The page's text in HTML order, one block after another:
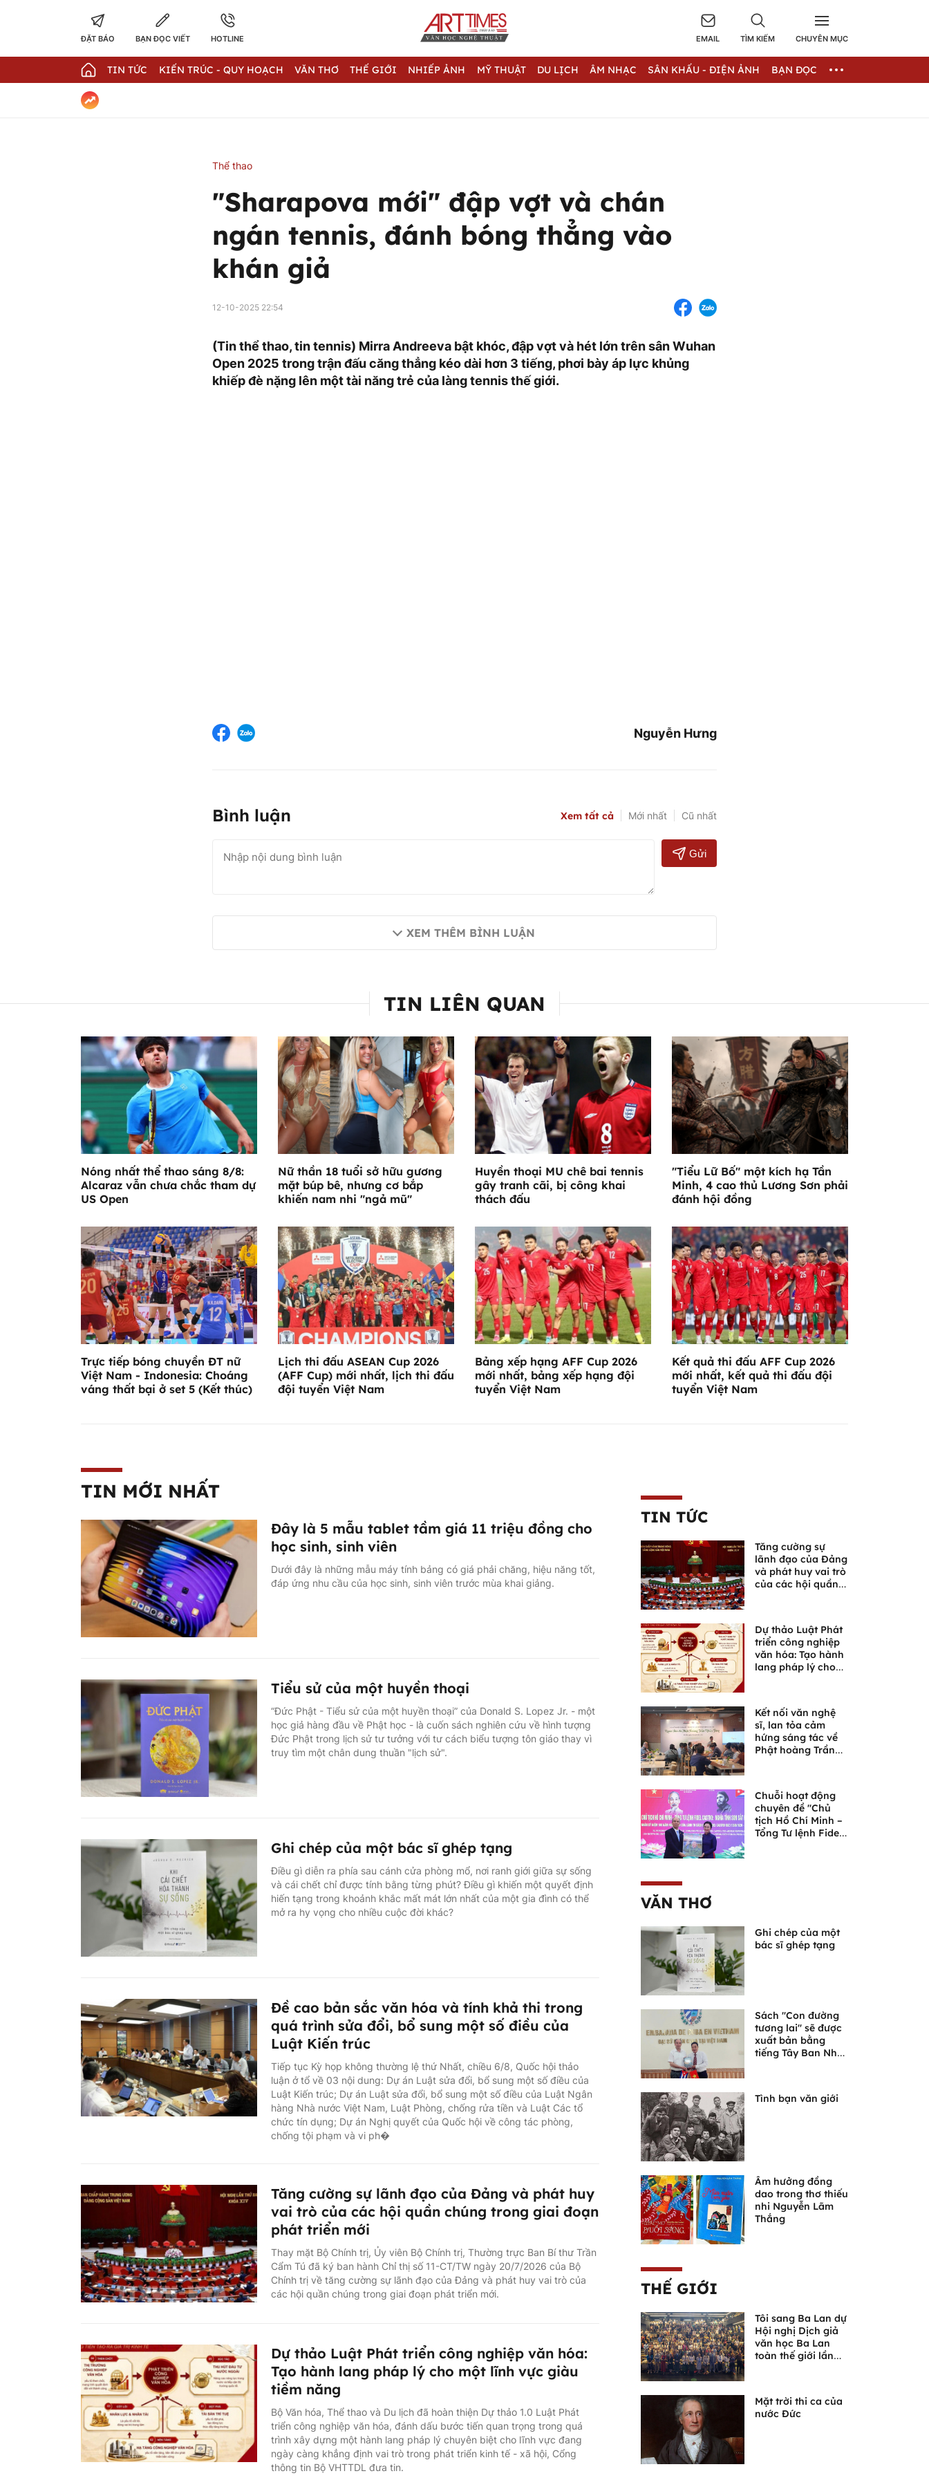
ĐẶT BÁO BẠN ĐỌC VIẾT HOTLINE EMAIL TÌM KIẾM CHUYÊN MỤC
TIN TỨC KIẾN TRÚC - QUY HOẠCH VĂN THƠ THẾ GIỚI NHIẾP ẢNH MỸ THUẬT DU LỊCH ÂM NHẠC SÂN KHẤU - ĐIỆN ẢNH BẠN ĐỌC
Thể thao
"Sharapova mới" đập vợt và chán
ngán tennis, đánh bóng thẳng vào
khán giả
12-10-2025 22:54
(Tin thể thao, tin tennis) Mirra Andreeva bật khóc, đập vợt và hét lớn trên sân Wuhan
Open 2025 trong trận đấu căng thẳng kéo dài hơn 3 tiếng, phơi bày áp lực khủng
khiếp đè nặng lên một tài năng trẻ của làng tennis thế giới.
Nguyễn Hưng
Bình luận Xem tất cả Mới nhất Cũ nhất
Gửi
XEM THÊM BÌNH LUẬN
TIN LIÊN QUAN
Nóng nhất thể thao sáng 8/8:
Alcaraz vẫn chưa chắc tham dự
US Open
Nữ thần 18 tuổi sở hữu gương
mặt búp bê, nhưng cơ bắp
khiến nam nhi "ngả mũ"
Huyền thoại MU chê bai tennis
gây tranh cãi, bị công khai
thách đấu
"Tiểu Lữ Bố" một kích hạ Tần
Minh, 4 cao thủ Lương Sơn phải
đánh hội đồng
Trực tiếp bóng chuyền ĐT nữ
Việt Nam - Indonesia: Choáng
váng thất bại ở set 5 (Kết thúc)
Lịch thi đấu ASEAN Cup 2026
(AFF Cup) mới nhất, lịch thi đấu
đội tuyển Việt Nam
Bảng xếp hạng AFF Cup 2026
mới nhất, bảng xếp hạng đội
tuyển Việt Nam
Kết quả thi đấu AFF Cup 2026
mới nhất, kết quả thi đấu đội
tuyển Việt Nam
TIN MỚI NHẤT
Đây là 5 mẫu tablet tầm giá 11 triệu đồng cho
học sinh, sinh viên
Dưới đây là những mẫu máy tính bảng có giá phải chăng, hiệu năng tốt,
đáp ứng nhu cầu của học sinh, sinh viên trước mùa khai giảng.
Tiểu sử của một huyền thoại
“Đức Phật - Tiểu sử của một huyền thoại” của Donald S. Lopez Jr. - một
học giả hàng đầu về Phật học - là cuốn sách nghiên cứu về hình tượng
Đức Phật trong lịch sử tư tưởng với tư cách biểu tượng tôn giáo thay vì
truy tìm một chân dung thuần "lịch sử".
Ghi chép của một bác sĩ ghép tạng
Điều gì diễn ra phía sau cánh cửa phòng mổ, nơi ranh giới giữa sự sống
và cái chết chỉ được tính bằng từng phút? Điều gì khiến một quyết định
hiến tạng trong khoảnh khắc mất mát lớn nhất của một gia đình có thể
mở ra hy vọng cho nhiều cuộc đời khác?
Đề cao bản sắc văn hóa và tính khả thi trong
quá trình sửa đổi, bổ sung một số điều của
Luật Kiến trúc
Tiếp tục Kỳ họp không thường lệ thứ Nhất, chiều 6/8, Quốc hội thảo
luận ở tổ về 03 nội dung: Dự án Luật sửa đổi, bổ sung một số điều của
Luật Kiến trúc; Dự án Luật sửa đổi, bổ sung một số điều của Luật Ngân
hàng Nhà nước Việt Nam, Luật Phòng, chống rửa tiền và Luật Các tổ
chức tín dụng; Dự án Nghị quyết của Quốc hội về công tác phòng,
chống tội phạm và vi ph�
Tăng cường sự lãnh đạo của Đảng và phát huy
vai trò của các hội quần chúng trong giai đoạn
phát triển mới
Thay mặt Bộ Chính trị, Ủy viên Bộ Chính trị, Thường trực Ban Bí thư Trần
Cẩm Tú đã ký ban hành Chỉ thị số 11-CT/TW ngày 20/7/2026 của Bộ
Chính trị về tăng cường sự lãnh đạo của Đảng và phát huy vai trò của
các hội quần chúng trong giai đoạn phát triển mới.
Dự thảo Luật Phát triển công nghiệp văn hóa:
Tạo hành lang pháp lý cho một lĩnh vực giàu
tiềm năng
Bộ Văn hóa, Thể thao và Du lịch đã hoàn thiện Dự thảo 1.0 Luật Phát
triển công nghiệp văn hóa, đánh dấu bước tiến quan trọng trong quá
trình xây dựng một hành lang pháp lý chuyên biệt cho lĩnh vực đang
ngày càng khẳng định vai trò trong phát triển kinh tế - xã hội, Cổng
thông tin Bộ VHTTDL đưa tin.
TIN TỨC
Tăng cường sự
lãnh đạo của Đảng
và phát huy vai trò
của các hội quần
Dự thảo Luật Phát
triển công nghiệp
văn hóa: Tạo hành
lang pháp lý cho
Kết nối văn nghệ
sĩ, lan tỏa cảm
hứng sáng tác về
Phật hoàng Trần
Chuỗi hoạt động
chuyên đề "Chủ
tịch Hồ Chí Minh –
Tổng Tư lệnh Fidel
VĂN THƠ
Ghi chép của một
bác sĩ ghép tạng
Sách "Con đường
tương lai" sẽ được
xuất bản bằng
tiếng Tây Ban Nha
Tình bạn văn giới
Âm hưởng đồng
dao trong thơ thiếu
nhi Nguyễn Lãm
Thắng
THẾ GIỚI
Tôi sang Ba Lan dự
Hội nghị Dịch giả
văn học Ba Lan
toàn thế giới lần
Mặt trời thi ca của
nước Đức